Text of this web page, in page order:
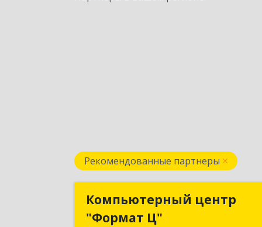
Рекомендованные партнеры
Компьютерный центр
"Формат Ц"
Компьютерный центр